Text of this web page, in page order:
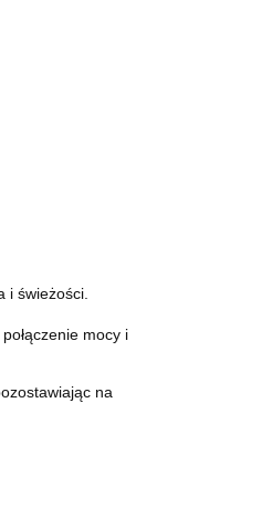
i świeżości.
mocy i
na